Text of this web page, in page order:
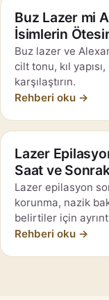
Buz Lazer mi
İsimlerin
Buz lazer ve
cilt tonu, kıl
karşılaştırın.
Rehberi oku →
Lazer
Saat ve
Lazer epilasyon
korunma, nazik
belirtiler için
Rehberi oku →